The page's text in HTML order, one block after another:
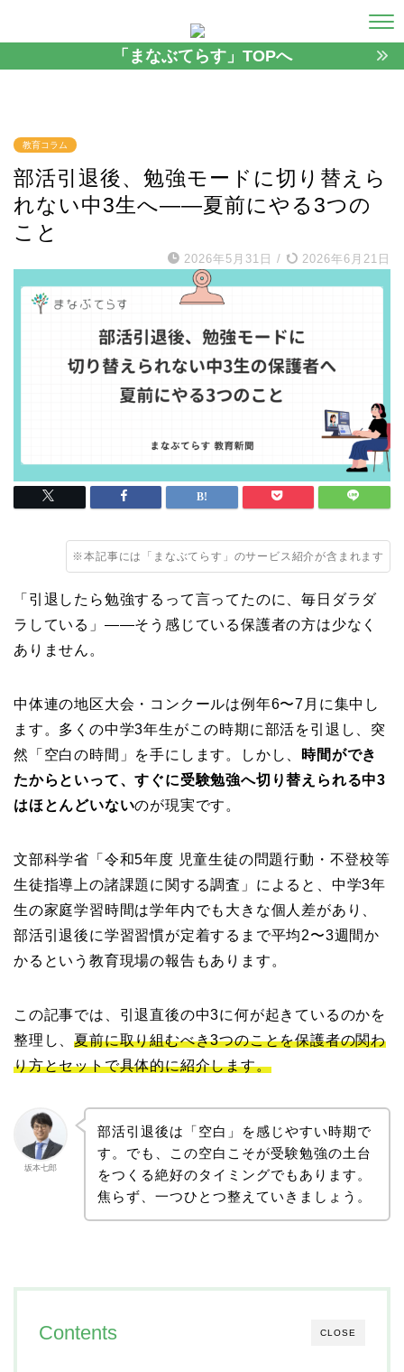
「まなぶてらす」TOPへ
教育コラム
部活引退後、勉強モードに切り替えら
れない中3生へ——夏前にやる3つの
こと
2026年5月31日 / 2026年6月21日
※本記事には「まなぶてらす」のサービス紹介が含まれます
「引退したら勉強するって言ってたのに、毎日ダラダ
ラしている」——そう感じている保護者の方は少なく
ありません。
中体連の地区大会・コンクールは例年6〜7月に集中し
ます。多くの中学3年生がこの時期に部活を引退し、突
然「空白の時間」を手にします。しかし、
時間ができ
たからといって、すぐに受験勉強へ切り替えられる中3
はほとんどいないのが現実です。
文部科学省「令和5年度 児童生徒の問題行動・不登校等
生徒指導上の諸課題に関する調査」によると、中学3年
生の家庭学習時間は学年内でも大きな個人差があり、
部活引退後に学習習慣が定着するまで平均2〜3週間か
かるという教育現場の報告もあります。
この記事では、引退直後の中3に何が起きているのかを
整理し、夏前に取り組むべき3つのことを保護者の関わ
り方とセットで具体的に紹介します。
坂本七郎
部活引退後は「空白」を感じやすい時期で
す。でも、この空白こそが受験勉強の土台
をつくる絶好のタイミングでもあります。
焦らず、一つひとつ整えていきましょう。
CLOSE
Contents